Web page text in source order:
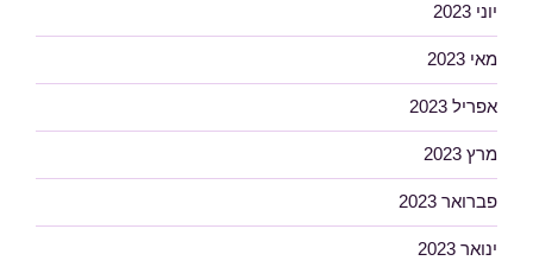
יוני 2023
מאי 2023
אפריל 2023
מרץ 2023
פברואר 2023
ינואר 2023